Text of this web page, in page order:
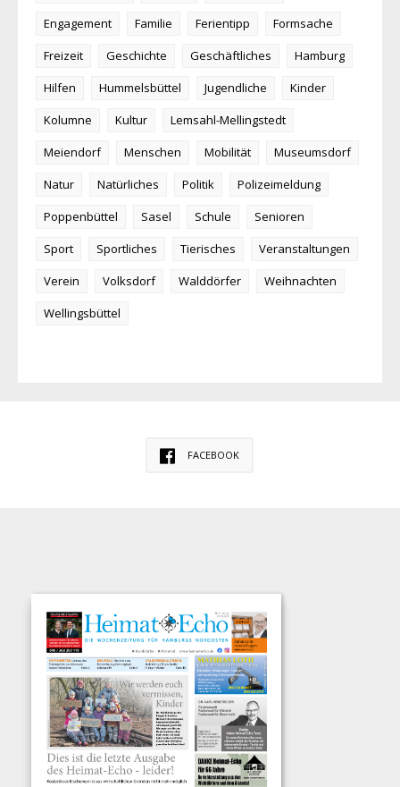
Engagement
Familie Ferientipp
Formsache
Freizeit
Geschichte Geschäftliches
Hamburg
Hilfen
Hummelsbüttel Jugendliche
Kinder
Kolumne
Kultur
Lemsahl-Mellingstedt
Meiendorf
Menschen Mobilität
Museumsdorf
Natur
Natürliches Politik
Polizeimeldung
Poppenbüttel
Sasel Schule
Senioren
Sport
Sportliches Tierisches
Veranstaltungen
Verein
Volksdorf Walddörfer
Weihnachten
Wellingsbüttel
FACEBOOK